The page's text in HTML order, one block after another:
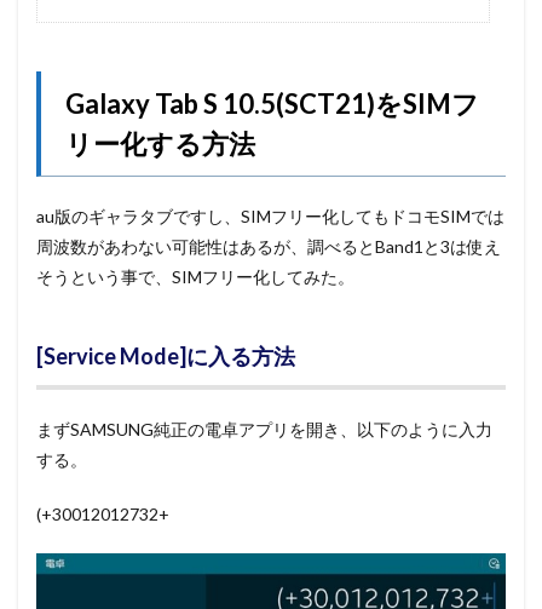
Galaxy Tab S 10.5(SCT21)をSIMフ
リー化する方法
au版のギャラタブですし、SIMフリー化してもドコモSIMでは
周波数があわない可能性はあるが、調べるとBand1と3は使え
そうという事で、SIMフリー化してみた。
[Service Mode]に入る方法
まずSAMSUNG純正の電卓アプリを開き、以下のように入力
する。
(+30012012732+